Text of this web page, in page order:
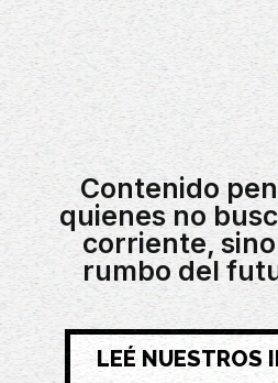
Contenido
quienes no
corriente,
rumbo del
LEÉ NUESTROS